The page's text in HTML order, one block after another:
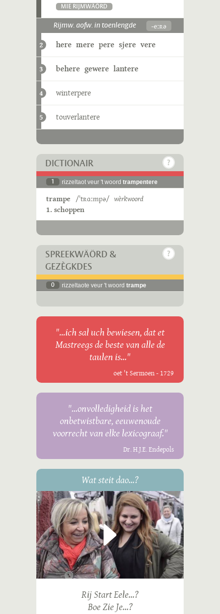
MIE RIJMWÄÖRD
Rijmw. aofw. in toenlengde -eːʀə
2 here mere pere sjere vere
3 behere gewere lantere
4 winterpere
5 touverlantere
DICTIONAIR
1 rizzeltaot veur 't woord trampentere
trampe /ˈtʀɑːmpə/ wèrkwoord
1. schoppen
SPREEKWÄÖRD &
GEZÈGKDES
0 rizzeltaote veur 't woord trampe
"...ich sal uch bewiesen, dat et
Mastreegs de beste van alle de
taulen is..."
oet 't Sermoen - 1729
"...onvolledigheid is het
onbetwistbare, eeuwenoude
voorrecht van elke lexicograaf."
Dr. H.J.E. Endepols
Wat steit dao...?
Rij Start Eele...?
Boe Zie Je...?